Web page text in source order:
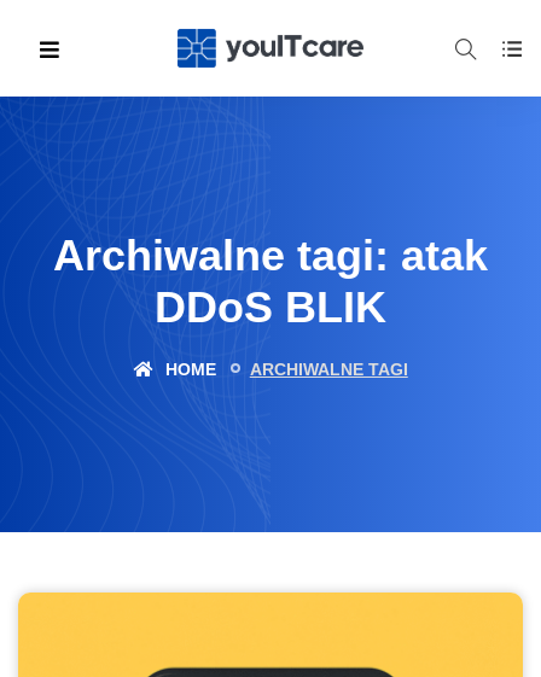
Archiwalne tagi: atak
DDoS BLIK
HOME ARCHIWALNE TAGI